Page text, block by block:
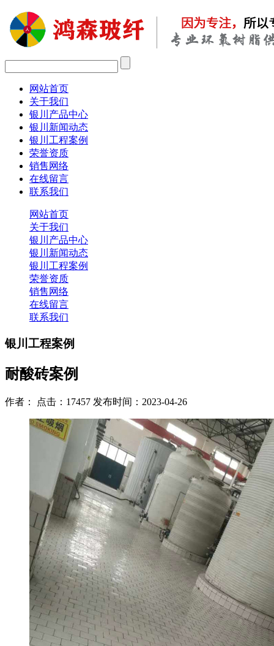
网站首页
关于我们
银川产品中心
银川新闻动态
银川工程案例
荣誉资质
销售网络
在线留言
联系我们
网站首页
关于我们
银川产品中心
银川新闻动态
银川工程案例
荣誉资质
销售网络
在线留言
联系我们
银川工程案例
耐酸砖案例
作者： 点击：17457 发布时间：2023-04-26